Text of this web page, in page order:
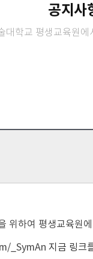
공지사
대학교 평생교육원
위하여 평생교육원
_SymAn 지금 링크